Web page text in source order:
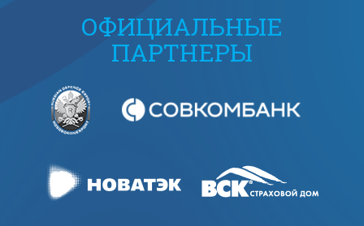
ОФИЦИАЛЬНЫЕ
ПАРТНЕРЫ